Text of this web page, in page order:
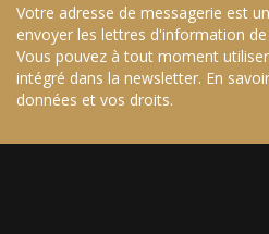
Votre adresse de messagerie est
envoyer les lettres d'information de
Vous pouvez à tout moment
intégré dans la newsletter. En
données et vos droits.